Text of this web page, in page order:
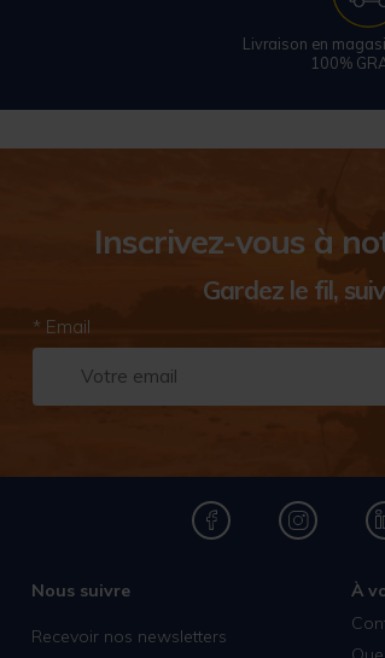
Livraison en
100%
Inscrivez-vous à
Gardez le fil,
* Email
Nous suivre
Recevoir nos newsletters
À